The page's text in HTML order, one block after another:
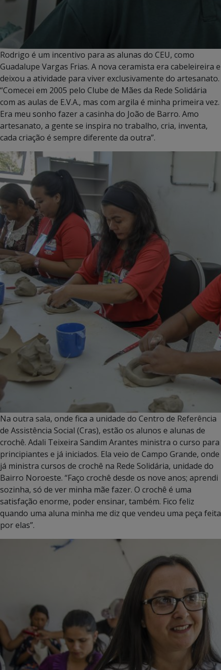
Rodrigo é um incentivo para as alunas do CEU, como
Guadalupe Vargas Frias. A nova ceramista era cabeleireira e
deixou a atividade para viver exclusivamente do artesanato.
“Comecei em 2005 pelo Clube de Mães da Rede Solidária
com as aulas de E.V.A., mas com argila é minha primeira vez.
Era meu sonho fazer a casinha do João de Barro. Amo
artesanato, a gente se inspira no trabalho, cria, inventa,
cada criação é sempre diferente da outra”.
Na outra sala, onde fica a unidade do Centro de Referência
de Assistência Social (Cras), estão os alunos e alunas de
crochê. Adali Teixeira Sandim Arantes ministra o curso para
principiantes e já iniciados. Ela veio de Campo Grande, onde
já ministra cursos de crochê na Rede Solidária, unidade do
Bairro Noroeste. “Faço crochê desde os nove anos; aprendi
sozinha, só de ver minha mãe fazer. O crochê é uma
satisfação enorme, poder ensinar, também. Fico feliz
quando uma aluna minha me diz que vendeu uma peça feita
por elas”.